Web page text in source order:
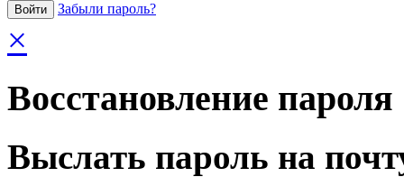
Забыли пароль?
×
Восстановление пароля
Выслать пароль на